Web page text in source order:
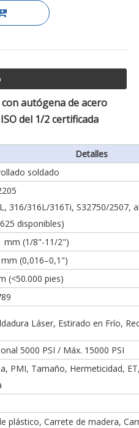
autógena de acero
del 1/2 certificada
Detalles
soldado
316/316L/316Ti, S32750/2507,
disponibles)
mm (1/8"-11/2")
(0,016–0,1")
(<50.000 pies)
Láser, Estirado en Frío,
5000 PSI / Máx. 15000 PSI
PMI, Tamaño, Hermeticidad,
plástico, Carrete de madera,